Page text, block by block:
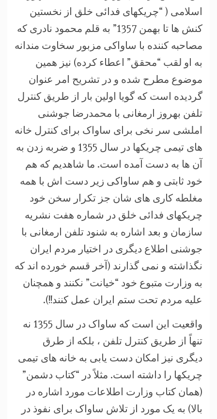
اسلامی ( “چریکهای فدائی خلق از نخستین
کنش ها تا بهمن 1357” به قلم محمود نادری که
مصاحبه کننده با ساواکی مزبور سخاوت مندانه
به او لقب “محقق” اعطاء کرده) نیز همین
موضوع مطرح شده و در تشریح امر عنوان
گردیده است که گویا اولین بار از طریق کنترل
تلفن بهروز ارمغانی با محمدرضا جوشنی
املشی سر نخی برای ساواک برای کنترل خانه
های تیمی چریکها در سال 1355 و ضربه زدن به
آن ها به دست آمده است. ما شاهدیم که هم
خود ثابتی و هم ساواکی زیر دست اش با همه
مغلطه کاری های شان جز تکرار سخن خود
چریکهای فدائی خلق در شماره هفت نشریه
سازمان و بعد اشاره به شنود تلفن ارمغانی با
جوشنی اطلاع دیگری در اختیار مردم ایران
نگذاشته و نمی گذارند (آخر قسم خورده اند که
به وزارت متبوع خود “خیانت” نکنند و همچنان
علیه مردم تحت ستم ایران عمل کنند!!).
واقعیت این است که ساواک در سال 1355 نه
تنهاً از طریق کنترل تلفن ، بلکه از طرق
دیگری نیز امکان دست یابی به خانه های تیمی
چریکها را داشته است. مثلاً در “کتاب دشمن”
(همان کتاب وزارت اطلاعات مورد اشاره در
بالا) به یک مورد از تلاش ساواک برای نفوذ در